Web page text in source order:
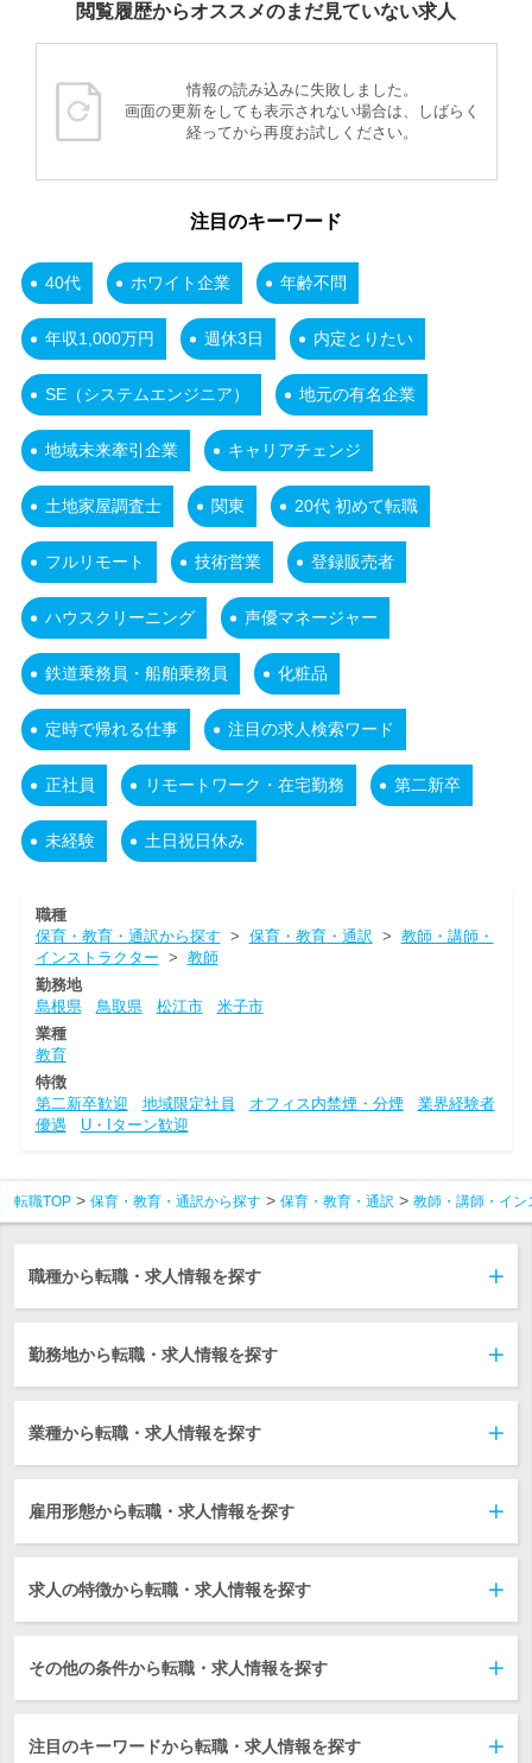
閲覧履歴からオススメのまだ見ていない求人
情報の読み込みに失敗しました。
画面の更新をしても表示されない場合は、しばらく
経ってから再度お試しください。
注目のキーワード
40代 ホワイト企業 年齢不問
年収1,000万円 週休3日 内定とりたい
SE（システムエンジニア） 地元の有名企業
地域未来牽引企業 キャリアチェンジ
土地家屋調査士 関東 20代 初めて転職
フルリモート 技術営業 登録販売者
ハウスクリーニング 声優マネージャー
鉄道乗務員・船舶乗務員 化粧品
定時で帰れる仕事 注目の求人検索ワード
正社員 リモートワーク・在宅勤務 第二新卒
未経験 土日祝日休み
職種
保育・教育・通訳から探す > 保育・教育・通訳 > 教師・講師・
インストラクター > 教師
勤務地
島根県
鳥取県 松江市
米子市
業種
教育
特徴
第二新卒歓迎
地域限定社員 オフィス内禁煙・分煙
業界経験者
優遇
U・Iターン歓迎
転職TOP 保育・教育・通訳から探す 保育・教育・通訳 教師・講師・イン
職種から転職・求人情報を探す
勤務地から転職・求人情報を探す
業種から転職・求人情報を探す
雇用形態から転職・求人情報を探す
求人の特徴から転職・求人情報を探す
その他の条件から転職・求人情報を探す
注目のキーワードから転職・求人情報を探す